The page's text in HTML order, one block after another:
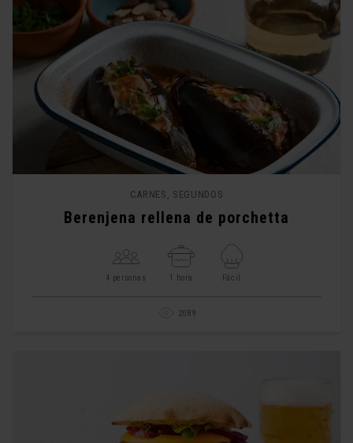
CARNES, SEGUNDOS
Berenjena rellena de porchetta
4 personas 1 hora Fácil
2089